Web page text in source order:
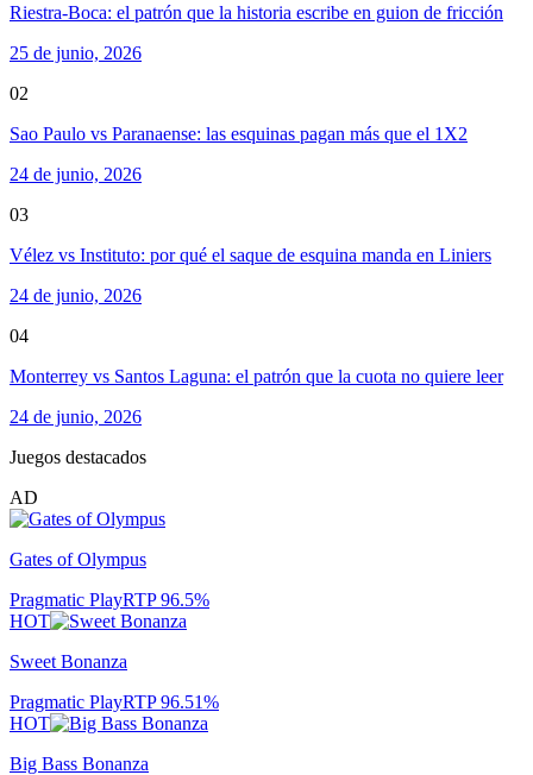
Riestra-Boca: el patrón que la historia escribe en guion de fricción
25 de junio, 2026
02
Sao Paulo vs Paranaense: las esquinas pagan más que el 1X2
24 de junio, 2026
03
Vélez vs Instituto: por qué el saque de esquina manda en Liniers
24 de junio, 2026
04
Monterrey vs Santos Laguna: el patrón que la cuota no quiere leer
24 de junio, 2026
Juegos destacados
AD
Gates of Olympus
Pragmatic PlayRTP96.5%
HOT
Sweet Bonanza
Pragmatic PlayRTP96.51%
HOT
Big Bass Bonanza